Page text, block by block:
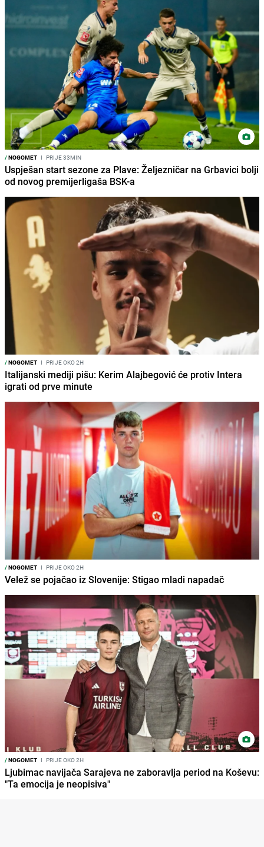
/NOGOMET I PRIJE 33MIN
Uspješan start sezone za Plave: Željezničar na Grbavici bolji
od novog premijerligaša BSK-a
/NOGOMET I PRIJE OKO 2H
Italijanski mediji pišu: Kerim Alajbegović će protiv Intera
igrati od prve minute
/NOGOMET I PRIJE OKO 2H
Velež se pojačao iz Slovenije: Stigao mladi napadač
/NOGOMET I PRIJE OKO 2H
Ljubimac navijača Sarajeva ne zaboravlja period na Koševu:
"Ta emocija je neopisiva"